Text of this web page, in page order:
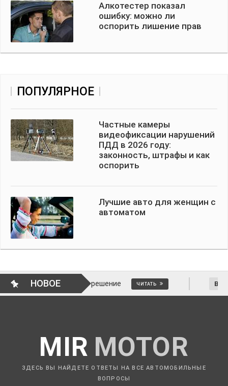
Алкотестер показал
ошибку: можно ли
оспорить лишение прав
ПОПУЛЯРНОЕ
Частные камеры
видеофиксации нарушений
ПДД в 2026 году:
законность, штрафы и как
оспорить
Лучшие авто для женщин с
автоматом
НОВОЕ
отменить решение ЧИТАТЬ ВОПРОСЫ
MIR MOTOR
ЗДЕСЬ ВЫ НАЙДЕТЕ ОТВЕТЫ НА ВСЕ АВТОМОБИЛЬНЫЕ
ВОПРОСЫ